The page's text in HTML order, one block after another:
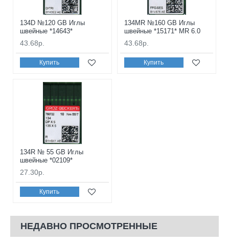
134D №120 GB Иглы
швейные *14643*
43.68р.
Купить
134MR №160 GB Иглы
швейные *15171* MR 6.0
43.68р.
Купить
134R № 55 GB Иглы
швейные *02109*
27.30р.
Купить
НЕДАВНО ПРОСМОТРЕННЫЕ